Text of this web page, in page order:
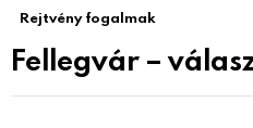
Rejtvény fogalmak
Fellegvár –